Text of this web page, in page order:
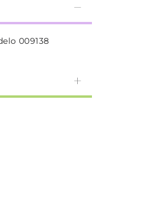
009138